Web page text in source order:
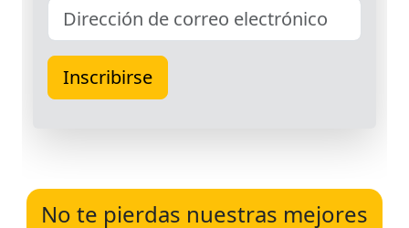
No te pierdas nuestras mejores